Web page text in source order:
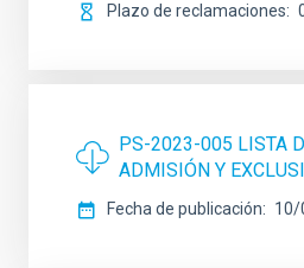
Plazo de reclamaciones
PS-2023-005 LISTA
ADMISIÓN Y
Fecha de publicación 10/